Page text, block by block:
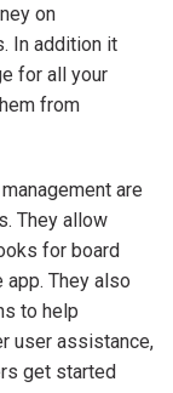
on
In addition it
for all your
from
are
They allow
for board
They also
to help
user assistance,
get started